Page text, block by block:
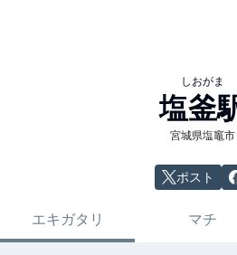
しおがま
塩釜
宮城県塩竈市
ポスト
エキガタリ マチ